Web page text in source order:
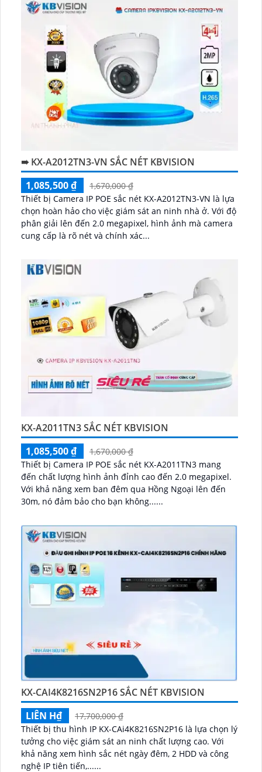
➠ KX-A2012TN3-VN SẮC NÉT KBVISION
1,085,500 ₫
1,670,000 ₫
Thiết bị Camera IP POE sắc nét KX-A2012TN3-VN là lựa
chọn hoàn hảo cho việc giám sát an ninh nhà ở. Với độ
phân giải lên đến 2.0 megapixel, hình ảnh mà camera
cung cấp là rõ nét và chính xác...
KX-A2011TN3 SẮC NÉT KBVISION
1,085,500 ₫
1,670,000 ₫
Thiết bị Camera IP POE sắc nét KX-A2011TN3 mang
đến chất lượng hình ảnh đỉnh cao đến 2.0 megapixel.
Với khả năng xem ban đêm qua Hồng Ngoại lên đến
30m, nó đảm bảo cho bạn không......
KX-CAI4K8216SN2P16 SẮC NÉT KBVISION
LIÊN H₫
17,700,000 ₫
Thiết bị thu hình IP KX-CAi4K8216SN2P16 là lựa chọn lý
tưởng cho việc giám sát an ninh chất lượng cao. Với
khả năng xem hình sắc nét ngày đêm, 2 HDD và công
nghệ IP tiên tiến,......